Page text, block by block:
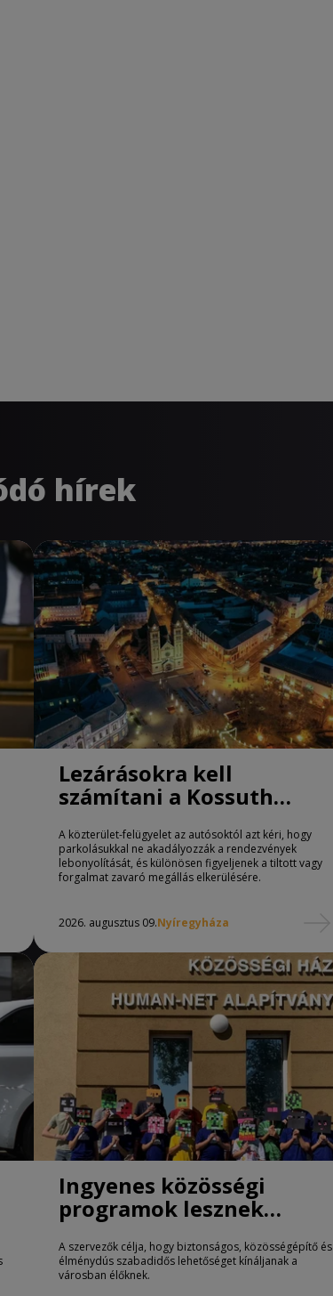
hírek
Lezárásokra kell
számítani a Kossuth
A közterület-felügyelet az autósoktól azt kéri, hogy
parkolásukkal ne akadályozzák a rendezvények
lebonyolítását, és különösen figyeljenek a tiltott vagy
forgalmat zavaró megállás elkerülésére.
2026. augusztus 09.Nyíregyháza
Ingyenes közösségi
programok lesznek
Nyíregyházán
A szervezők célja, hogy biztonságos, közösségépítő és
élménydús szabadidős lehetőséget kínáljanak a
városban élőknek.